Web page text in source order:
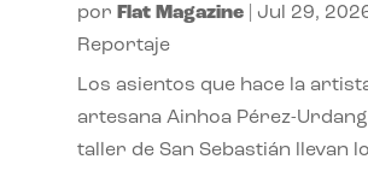
por Flat Magazine| Jul 29,
Reportaje
Los asientos que hace la
artesana Ainhoa Pérez-
taller de San Sebastián llevan